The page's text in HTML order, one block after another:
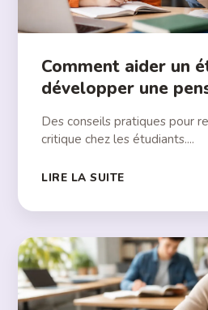
Comment aider un
développer une
Des conseils pratiques pour
critique chez les étudiants....
LIRE LA SUITE